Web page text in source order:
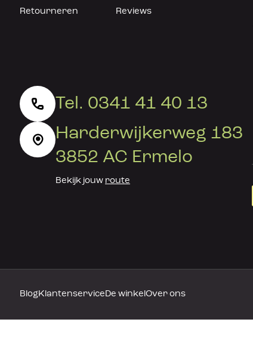
Retourneren
Reviews
Tel. 0341 41 40 13
Harderwijkerweg 183
3852 AC Ermelo
Bekijk jouw route
BlogKlantenserviceDe winkelOver ons